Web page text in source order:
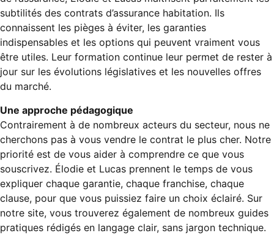
subtilités des contrats d’assurance habitation. Ils
connaissent les pièges à éviter, les garanties
indispensables et les options qui peuvent vraiment vous
être utiles. Leur formation continue leur permet de rester à
jour sur les évolutions législatives et les nouvelles offres
du marché.
Une approche pédagogique
Contrairement à de nombreux acteurs du secteur, nous ne
cherchons pas à vous vendre le contrat le plus cher. Notre
priorité est de vous aider à comprendre ce que vous
souscrivez. Élodie et Lucas prennent le temps de vous
expliquer chaque garantie, chaque franchise, chaque
clause, pour que vous puissiez faire un choix éclairé. Sur
notre site, vous trouverez également de nombreux guides
pratiques rédigés en langage clair, sans jargon technique.